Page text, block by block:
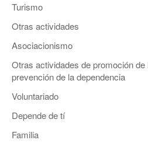
Turismo
Otras actividades
Asociacionismo
Otras actividades de promoción
prevención de la dependencia
Voluntariado
Depende de tí
Familia